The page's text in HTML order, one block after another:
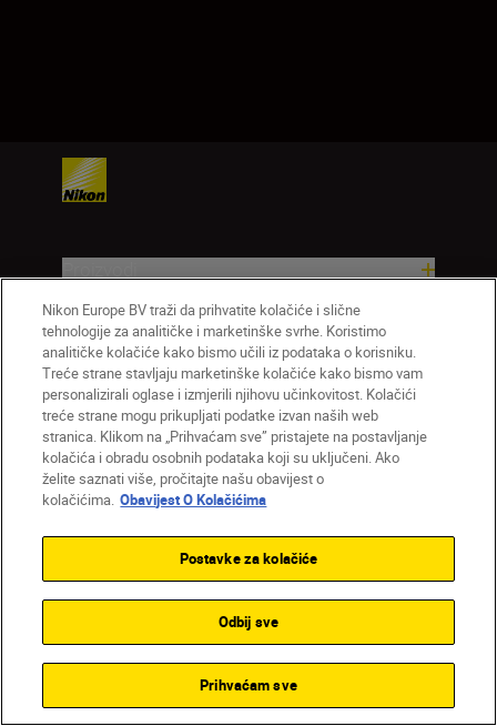
Nadahnuće
Pomoć i podrška
Tvrtka
HR Nikon Sites
Obavijest o zaštiti privatnosti
Nikon Europe BV traži da prihvatite kolačiće i slične
tehnologije za analitičke i marketinške svrhe. Koristimo
analitičke kolačiće kako bismo učili iz podataka o korisniku.
Treće strane stavljaju marketinške kolačiće kako bismo vam
personalizirali oglase i izmjerili njihovu učinkovitost. Kolačići
treće strane mogu prikupljati podatke izvan naših web
stranica. Klikom na „Prihvaćam sve” pristajete na postavljanje
kolačića i obradu osobnih podataka koji su uključeni. Ako
želite saznati više, pročitajte našu obavijest o
kolačićima. Obavijest O Kolačićima
Postavke za kolačiće
Odbij sve
Prihvaćam sve